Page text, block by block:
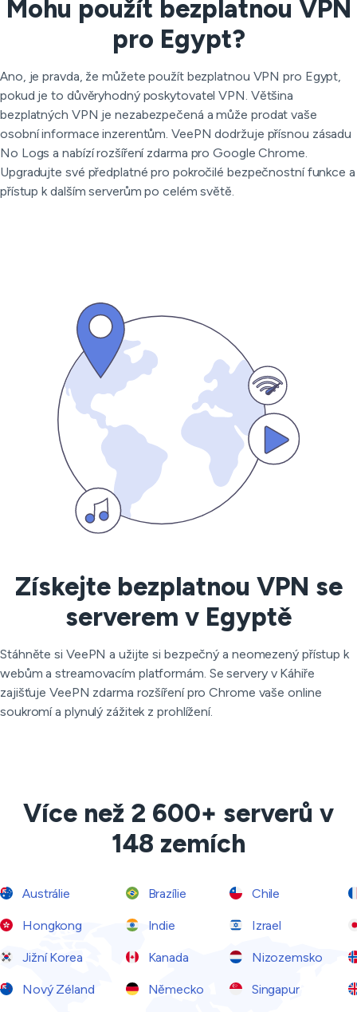
Mohu použít bezplatnou VPN
pro Egypt?
Ano, je pravda, že můžete použít bezplatnou VPN pro Egypt,
pokud je to důvěryhodný poskytovatel VPN. Většina
bezplatných VPN je nezabezpečená a může prodat vaše
osobní informace inzerentům. VeePN dodržuje přísnou zásadu
No Logs a nabízí rozšíření zdarma pro Google Chrome.
Upgradujte své předplatné pro pokročilé bezpečnostní funkce a
přístup k dalším serverům po celém světě.
Získejte bezplatnou VPN se
serverem v Egyptě
Stáhněte si VeePN a užijte si bezpečný a neomezený přístup k
webům a streamovacím platformám. Se servery v Káhiře
zajišťuje VeePN zdarma rozšíření pro Chrome vaše online
soukromí a plynulý zážitek z prohlížení.
Více než 2 600+ serverů v
148 zemích
Austrálie Brazílie Chile
Hongkong Indie Izrael
Jižní Korea Kanada Nizozemsko
Nový Zéland Německo Singapur